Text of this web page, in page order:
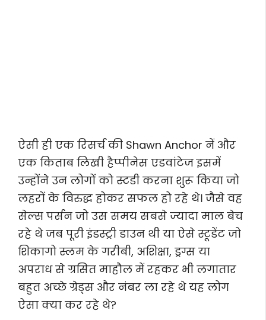
ऐसी ही एक रिसर्च की Shawn Anchor नें और
एक किताब लिखी हैप्पीनेस एडवांटेज इसमें
उन्होंने उन लोगों को स्टडी करना शुरू किया जो
लहरों के विरुद्ध होकर सफल हो रहे थे। जैसे वह
सेल्स पर्सन जो उस समय सबसे ज्यादा माल बेच
रहे थे जब पूरी इंडस्ट्री डाउन थी या ऐसे स्टूडेंट जो
शिकागो स्लम के गरीबी, अशिक्षा, ड्रग्स या
अपराध से ग्रसित माहौल में रहकर भी लगातार
बहुत अच्छे ग्रेड्स और नंबर ला रहे थे यह लोग
ऐसा क्या कर रहे थे?